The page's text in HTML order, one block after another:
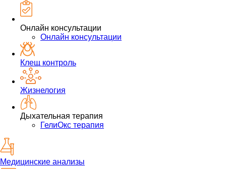
Онлайн консультации
Онлайн консультации
Клещ контроль
Жизнелогия
Дыхательная терапия
ГелиОкс терапия
Медицинские анализы